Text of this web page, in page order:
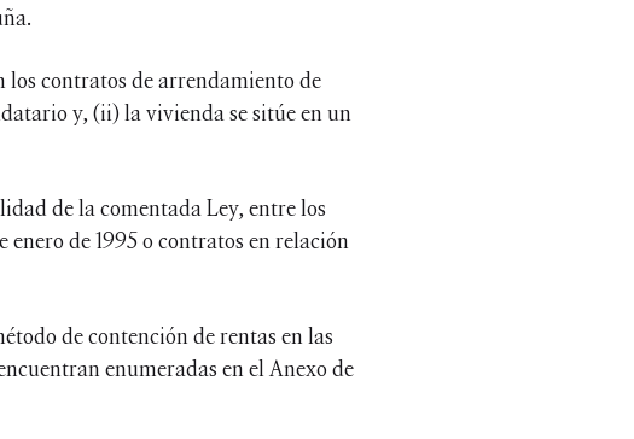
los contratos de arrendamiento de
y, (ii) la vivienda se sitúe en un
de la comentada Ley, entre los
enero de 1995 o contratos en relación
de contención de rentas en las
enumeradas en el Anexo de